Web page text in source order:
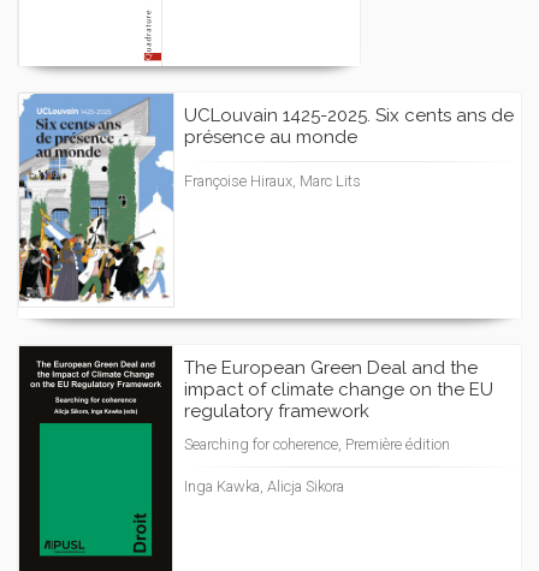
UCLouvain 1425-2025. Six cents ans de
présence au monde
Françoise Hiraux, Marc Lits
The European Green Deal and the
impact of climate change on the EU
regulatory framework
Searching for coherence, Première édition
Inga Kawka, Alicja Sikora